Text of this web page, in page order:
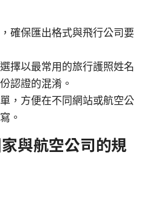
確保匯出格式與飛行公司要
擇以最常用的旅行護照姓名
認證的混淆。
，方便在不同網站或航空公
。
與航空公司的規